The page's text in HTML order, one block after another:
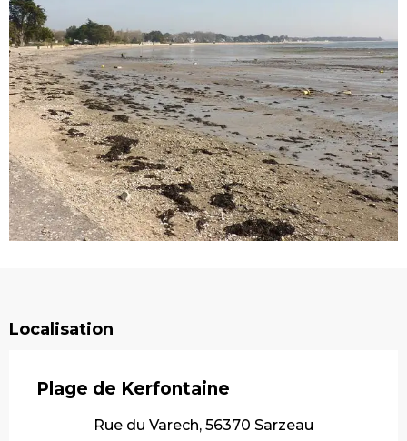
Localisation
Plage de Kerfontaine
Rue du Varech, 56370 Sarzeau